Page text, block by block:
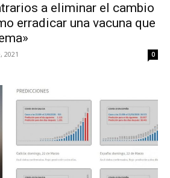
a eliminar el cambio
erradicar una vacuna que
2021 0